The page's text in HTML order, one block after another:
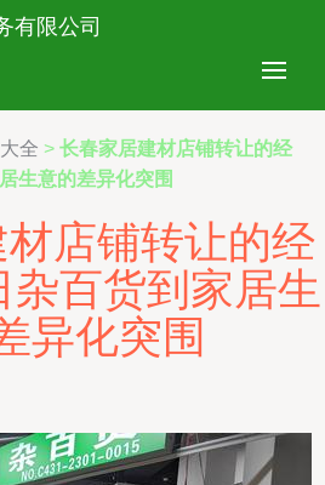
有限公司
全 > 长春家居建材店铺转让的经
生意的差异化突围
店铺转让的经
百货到家居生
异化突围